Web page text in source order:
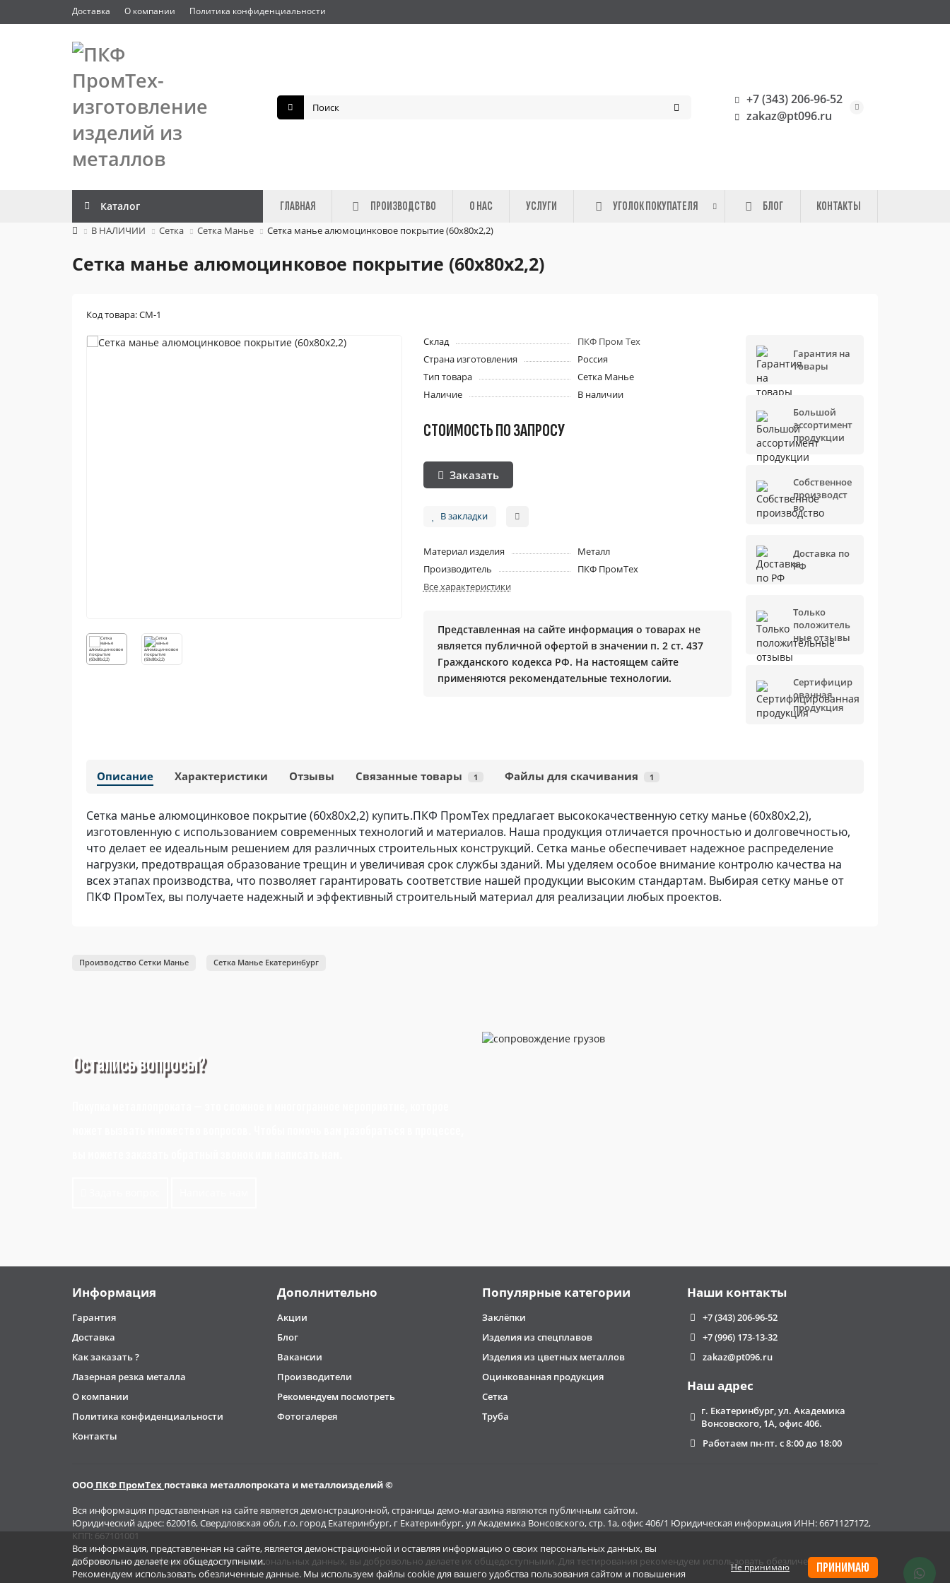
Доставка О компании Политика конфиденциальности
+7 (343) 206-96-52
zakaz@pt096.ru
Каталог ГЛАВНАЯ ПРОИЗВОДСТВО О НАС УСЛУГИ УГОЛОК ПОКУПАТЕЛЯ БЛОГ КОНТАКТЫ
В НАЛИЧИИ Сетка Сетка Манье Сетка манье алюмоцинковое покрытие (60х80х2,2)
Сетка манье алюмоцинковое покрытие (60х80х2,2)
Код товара: СМ-1
Склад
ПКФ Пром Тех
Страна изготовления
Россия
Тип товара
Сетка Манье
Наличие
В наличии
СТОИМОСТЬ ПО ЗАПРОСУ
Заказать
В закладки
Материал изделия
Металл
Производитель
ПКФ ПромТех
Все характеристики
Представленная на сайте информация о товарах не
является публичной офертой в значении п. 2 ст. 437
Гражданского кодекса РФ. На настоящем сайте
применяются рекомендательные технологии.
Гарантия на
товары
Большой
ассортимент
продукции
Собственное
производст
во
Доставка по
РФ
Только
положитель
ные отзывы
Сертифицир
ованная
продукция
Описание Характеристики Отзывы Связанные товары 1 Файлы для скачивания 1
Сетка манье алюмоцинковое покрытие (60х80х2,2) купить.ПКФ ПромТех предлагает высококачественную сетку манье(60х80х2,2),
изготовленную с использованием современных технологий и материалов. Наша продукция отличается прочностью и долговечностью,
что делает ее идеальным решением для различных строительных конструкций. Сетка манье обеспечивает надежное распределение
нагрузки, предотвращая образование трещин и увеличивая срок службы зданий. Мы уделяем особое внимание контролю качества на
всех этапах производства, что позволяет гарантировать соответствие нашей продукции высоким стандартам. Выбирая сетку манье от
ПКФ ПромТех, вы получаете надежный и эффективный строительный материал для реализации любых проектов.
Производство Сетки Манье Сетка Манье Екатеринбург
Остались вопросы?
Вся информация, представленная на сайте, является демонстрационной и оставляя информацию о своих персональных данных, вы
добровольно делаете их общедоступными.
Рекомендуем использовать обезличенные данные. Мы используем файлы cookie для вашего удобства пользования сайтом и повышения
Не принимаю ПРИНИМАЮ
Информация
Гарантия
Доставка
Как заказать ?
Лазерная резка металла
О компании
Политика конфиденциальности
Контакты
Дополнительно
Акции
Блог
Вакансии
Производители
Рекомендуем посмотреть
Фотогалерея
Популярные категории
Заклёпки
Изделия из спецплавов
Изделия из цветных металлов
Оцинкованная продукция
Сетка
Труба
Наши контакты
+7 (343) 206-96-52
+7 (996) 173-13-32
zakaz@pt096.ru
Наш адрес
г. Екатеринбург, ул. Академика
Вонсовского, 1А, офис 406.
Работаем пн-пт. с 8:00 до 18:00
ООО ПКФ ПромТех поставка металлопроката и металлоизделий ©
Вся информация представленная на сайте является демонстрационной, страницы демо-магазина являются публичным сайтом.
Юридический адрес: 620016, Свердловская обл, г.о. город Екатеринбург, г Екатеринбург, ул Академика Вонсовского, стр. 1а, офис 406/1 Юридическая информация ИНН: 6671127172,
КПП: 667101001
Оставляя на нем информацию о своих персональных данных, вы добровольно делаете их общедоступными. Для тестирования рекомендуем использовать обезличенные данные.